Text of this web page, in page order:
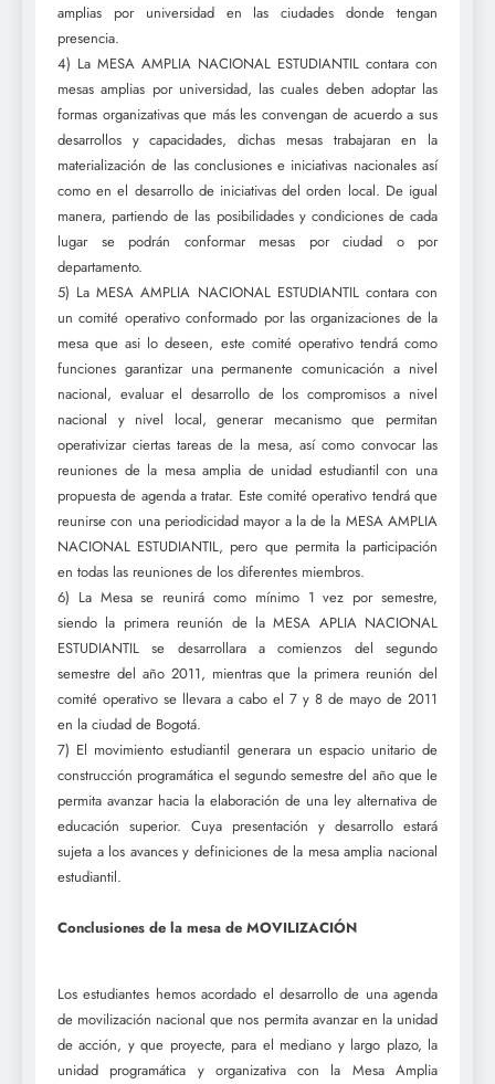
amplias por universidad en las ciudades donde tengan
presencia.
4) La MESA AMPLIA NACIONAL ESTUDIANTIL contara con
mesas amplias por universidad, las cuales deben adoptar las
formas organizativas que más les convengan de acuerdo a sus
desarrollos y capacidades, dichas mesas trabajaran en la
materialización de las conclusiones e iniciativas nacionales así
como en el desarrollo de iniciativas del orden local. De igual
manera, partiendo de las posibilidades y condiciones de cada
lugar se podrán conformar mesas por ciudad o por
departamento.
5) La MESA AMPLIA NACIONAL ESTUDIANTIL contara con
un comité operativo conformado por las organizaciones de la
mesa que asi lo deseen, este comité operativo tendrá como
funciones garantizar una permanente comunicación a nivel
nacional, evaluar el desarrollo de los compromisos a nivel
nacional y nivel local, generar mecanismo que permitan
operativizar ciertas tareas de la mesa, así como convocar las
reuniones de la mesa amplia de unidad estudiantil con una
propuesta de agenda a tratar. Este comité operativo tendrá que
reunirse con una periodicidad mayor a la de la MESA AMPLIA
NACIONAL ESTUDIANTIL, pero que permita la participación
en todas las reuniones de los diferentes miembros.
6) La Mesa se reunirá como mínimo 1 vez por semestre,
siendo la primera reunión de la MESA APLIA NACIONAL
ESTUDIANTIL se desarrollara a comienzos del segundo
semestre del año 2011, mientras que la primera reunión del
comité operativo se llevara a cabo el 7 y 8 de mayo de 2011
en la ciudad de Bogotá.
7) El movimiento estudiantil generara un espacio unitario de
construcción programática el segundo semestre del año que le
permita avanzar hacia la elaboración de una ley alternativa de
educación superior. Cuya presentación y desarrollo estará
sujeta a los avances y definiciones de la mesa amplia nacional
estudiantil.
Conclusiones de la mesa de MOVILIZACIÓN
Los estudiantes hemos acordado el desarrollo de una agenda
de movilización nacional que nos permita avanzar en la unidad
de acción, y que proyecte, para el mediano y largo plazo, la
unidad programática y organizativa con la Mesa Amplia